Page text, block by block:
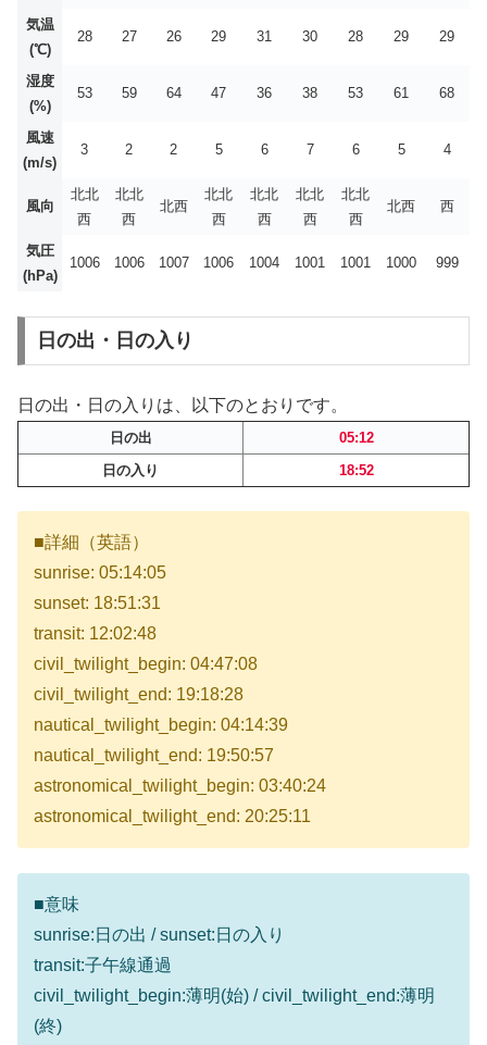
気温
(℃)
28 27 26 29 31 30 28 29 29
湿度
(%)
53 59 64 47 36 38 53 61 68
風速
(m/s)
3 2 2 5 6 7 6 5 4
風向
北北
西
北北
西
北西
北北
西
北北
西
北北
西
北北
西
北西 西
気圧
(hPa)
1006 1006 1007 1006 1004 1001 1001 1000 999
日の出・日の入り
日の出・日の入りは、以下のとおりです。
日の出
05:12
日の入り
18:52
■詳細（英語）
sunrise: 05:14:05
sunset: 18:51:31
transit: 12:02:48
civil_twilight_begin: 04:47:08
civil_twilight_end: 19:18:28
nautical_twilight_begin: 04:14:39
nautical_twilight_end: 19:50:57
astronomical_twilight_begin: 03:40:24
astronomical_twilight_end: 20:25:11
■意味
sunrise:日の出 / sunset:日の入り
transit:子午線通過
civil_twilight_begin:薄明(始) / civil_twilight_end:薄明
(終)